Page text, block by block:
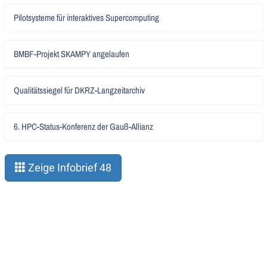
Pilotsysteme für interaktives Supercomputing
BMBF-Projekt SKAMPY angelaufen
Qualitätssiegel für DKRZ-Langzeitarchiv
6. HPC-Status-Konferenz der Gauß-Allianz
Zeige Infobrief 48